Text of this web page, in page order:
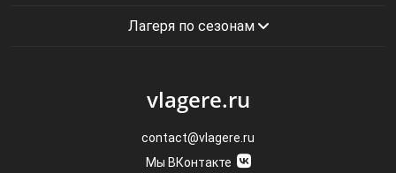
Лагеря по сезонам
vlagere.ru
contact@vlagere.ru
Мы ВКонтакте